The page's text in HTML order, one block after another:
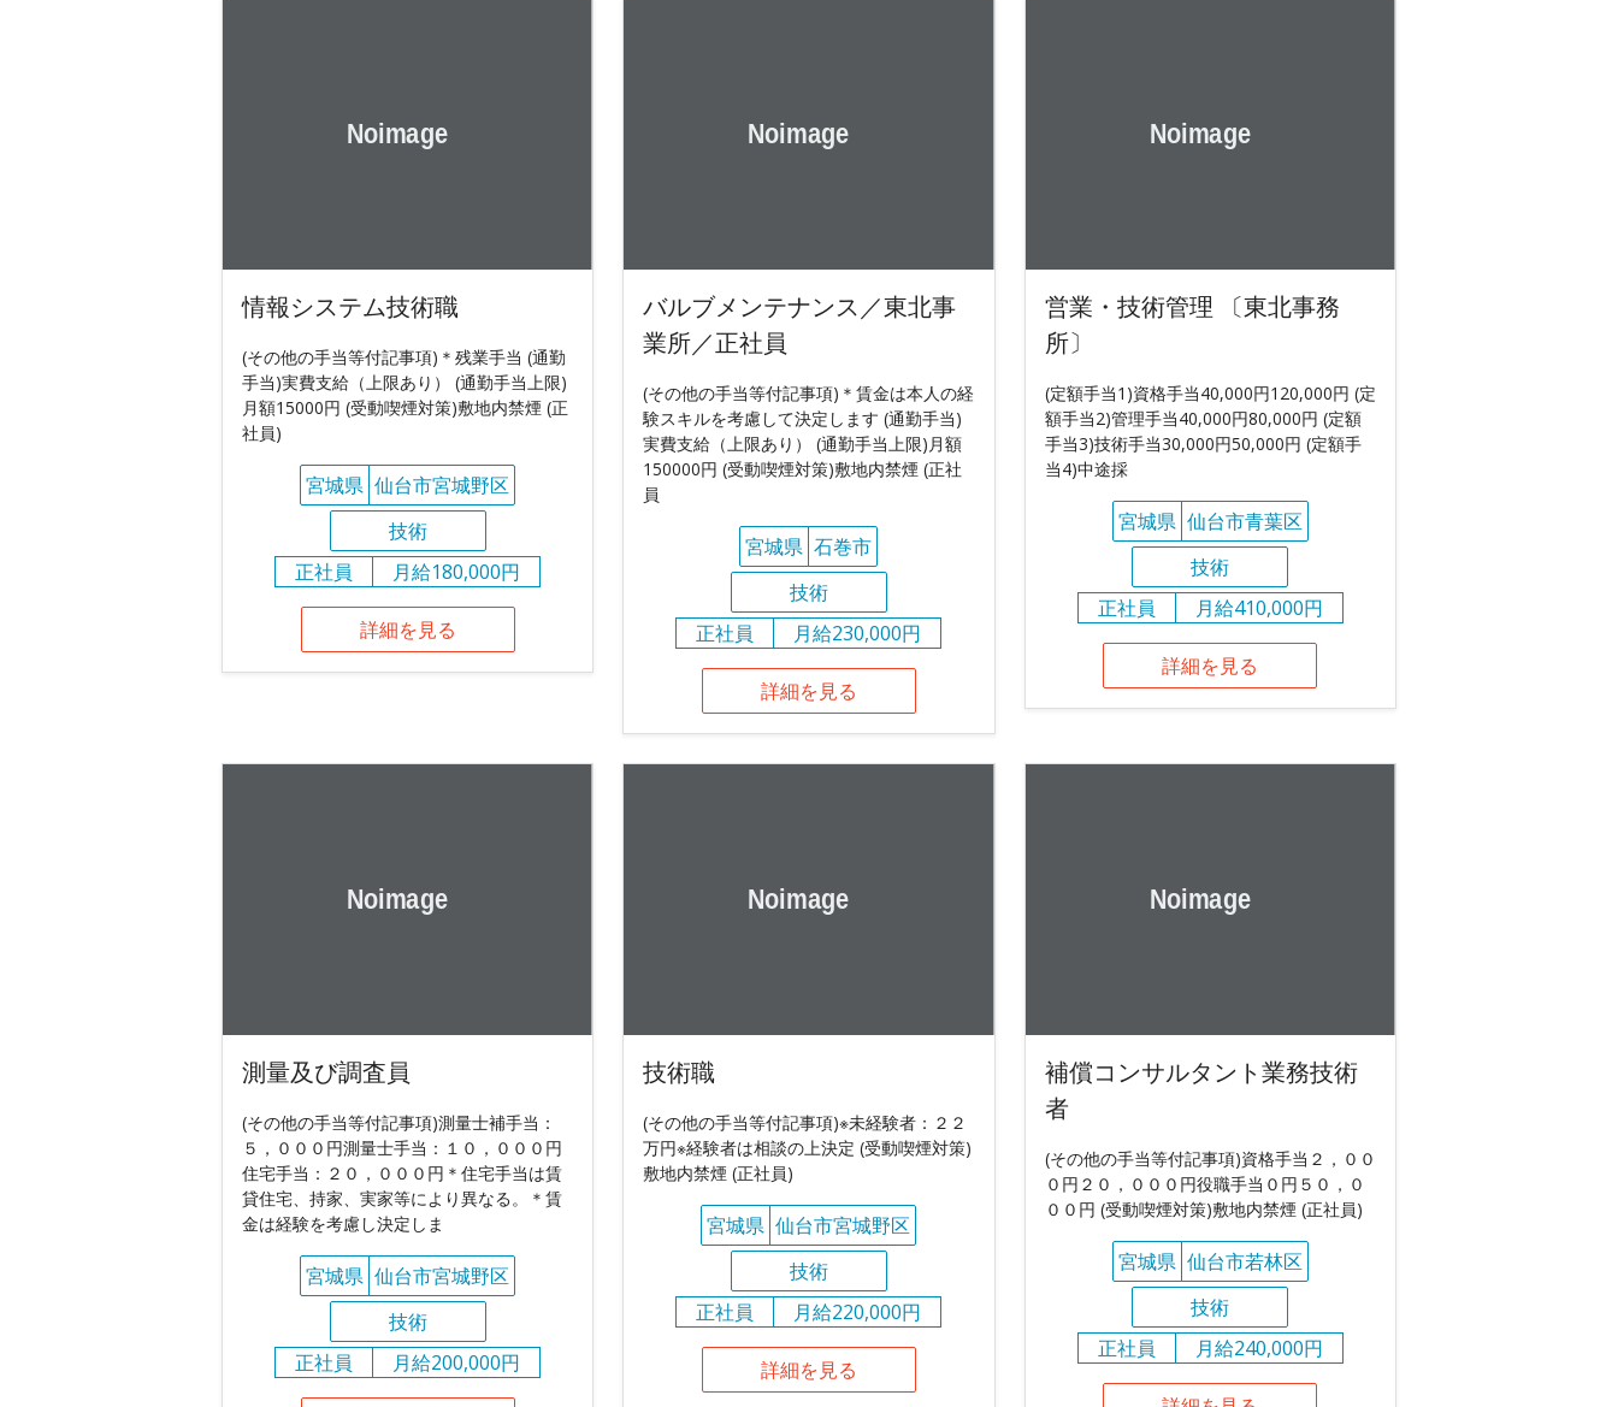
情報システム技術職
(その他の手当等付記事項)＊残業手当 (通勤
手当)実費支給（上限あり） (通勤手当上限)
月額15000円 (受動喫煙対策)敷地内禁煙 (正
社員)
宮城県 仙台市宮城野区
技術
正社員
月給180,000円
詳細を見る
バルブメンテナンス／東北事
業所／正社員
(その他の手当等付記事項)＊賃金は本人の経
験スキルを考慮して決定します (通勤手当)
実費支給（上限あり） (通勤手当上限)月額
150000円 (受動喫煙対策)敷地内禁煙 (正社
員
宮城県 石巻市
技術
正社員
月給230,000円
詳細を見る
営業・技術管理 〔東北事務
所〕
(定額手当1)資格手当40,000円120,000円 (定
額手当2)管理手当40,000円80,000円 (定額
手当3)技術手当30,000円50,000円 (定額手
当4)中途採
宮城県 仙台市青葉区
技術
正社員
月給410,000円
詳細を見る
測量及び調査員
(その他の手当等付記事項)測量士補手当：
５，０００円測量士手当：１０，０００円
住宅手当：２０，０００円＊住宅手当は賃
貸住宅、持家、実家等により異なる。＊賃
金は経験を考慮し決定しま
宮城県 仙台市宮城野区
技術
正社員
月給200,000円
技術職
(その他の手当等付記事項)※未経験者：２２
万円※経験者は相談の上決定 (受動喫煙対策)
敷地内禁煙 (正社員)
宮城県 仙台市宮城野区
技術
正社員
月給220,000円
詳細を見る
補償コンサルタント業務技術
者
(その他の手当等付記事項)資格手当２，００
０円２０，０００円役職手当０円５０，０
００円 (受動喫煙対策)敷地内禁煙 (正社員)
宮城県 仙台市若林区
技術
正社員
月給240,000円